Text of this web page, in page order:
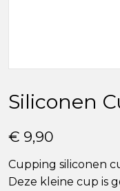
Siliconen
€ 9,90
Cupping siliconen
Deze kleine cup is